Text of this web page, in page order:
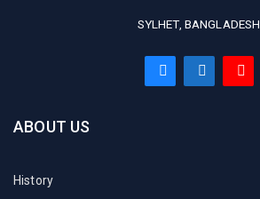
SYLHET, BANGLADESH
ABOUT US
History